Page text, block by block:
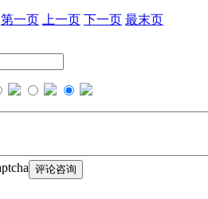
第一页 上一页 下一页 最末页